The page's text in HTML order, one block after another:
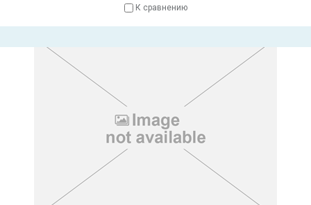
К сравнению